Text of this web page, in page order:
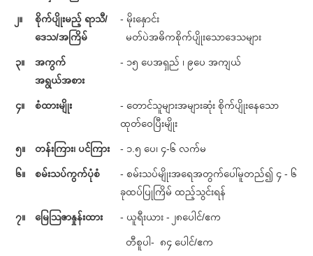
၂။
စိုက်ပျိုးမည့် ရာသီ/
ဒေသ/အကြိမ်
- မိုးနှောင်း
မတ်ပဲအဓိကစိုက်ပျိုးသောဒေသများ
၃။
အကွက်
အရွယ်အစား
- ၁၅ ပေအရှည် ၊ ၉ပေ အကျယ်
၄။ စံထားမျိုး
- တောင်သူများအများဆုံး စိုက်ပျိုးနေသော
ထုတ်ဝေပြီးမျိုး
၅။ တန်းကြား၊ ပင်ကြား - ၁.၅ ပေ၊ ၄-၆ လက်မ
၆။ စမ်းသပ်ကွက်ပုံစံ
- စမ်းသပ်မျိုးအရေအတွက်ပေါ်မူတည်၍ ၄ - ၆
ခုထပ်ပြုကြိမ် ထည့်သွင်းရန်
၇။ မြေသြဇာနှုန်းထား - ယူရီးယား - ၂၈ပေါင်/ဧက
တီစူပါ- ၈၄ ပေါင်/ဧက